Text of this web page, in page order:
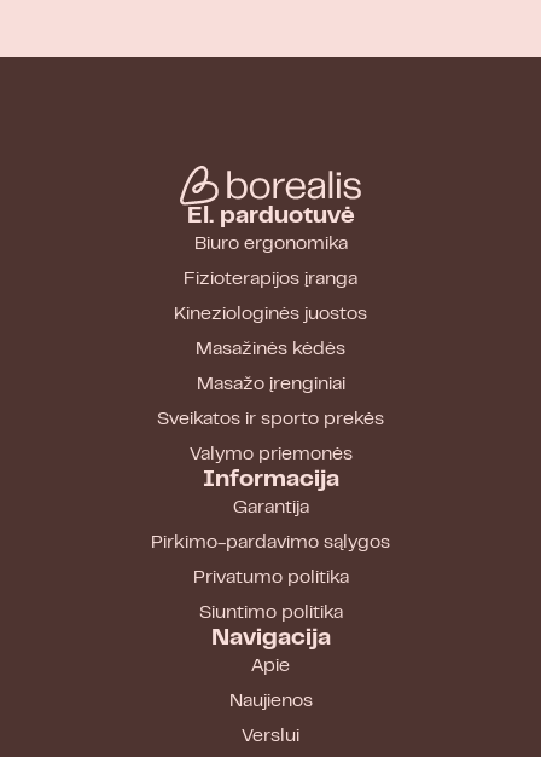
El. parduotuvė
Biuro ergonomika
Fizioterapijos įranga
Kineziologinės juostos
Masažinės kėdės
Masažo įrenginiai
Sveikatos ir sporto prekės
Valymo priemonės
Informacija
Garantija
Pirkimo-pardavimo sąlygos
Privatumo politika
Siuntimo politika
Navigacija
Apie
Naujienos
Verslui